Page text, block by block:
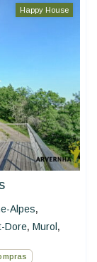
Happy House
Alpes,
Dore, Murol ,